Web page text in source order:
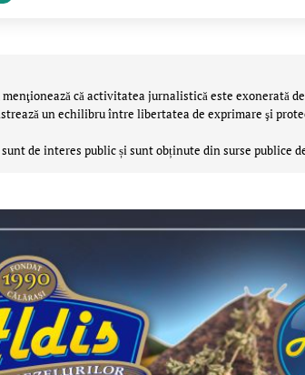
că activitatea jurnalistică este exonerată
un echilibru între libertatea de exprimare şi
de interes public și sunt obținute din surse publice